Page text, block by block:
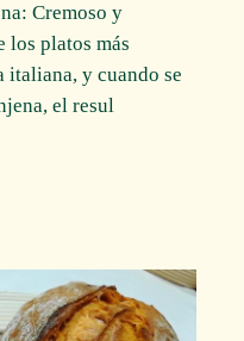
Cremoso y
los platos más
italiana, y cuando se
el resul